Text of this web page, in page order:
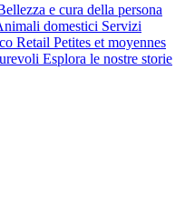
e cura della persona
domestici Servizi
Retail Petites et moyennes
Esplora le nostre storie